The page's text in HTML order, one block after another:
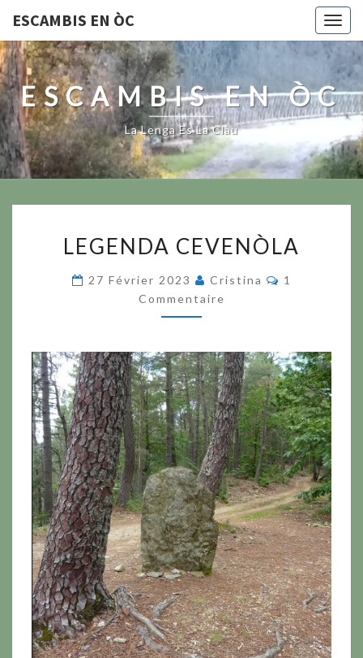
ESCAMBIS EN ÒC
ESCAMBIS EN ÒC
La Lenga Es La Clau
CEVENÒLA
LEGENDA CEVENÒLA
27 Février 2023 Cristina
1
Commentaire